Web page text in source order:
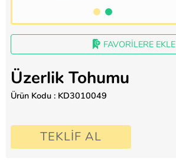
FAVORİLERE EKLE
Üzerlik Tohumu
Ürün Kodu : KD3010049
TEKLİF AL